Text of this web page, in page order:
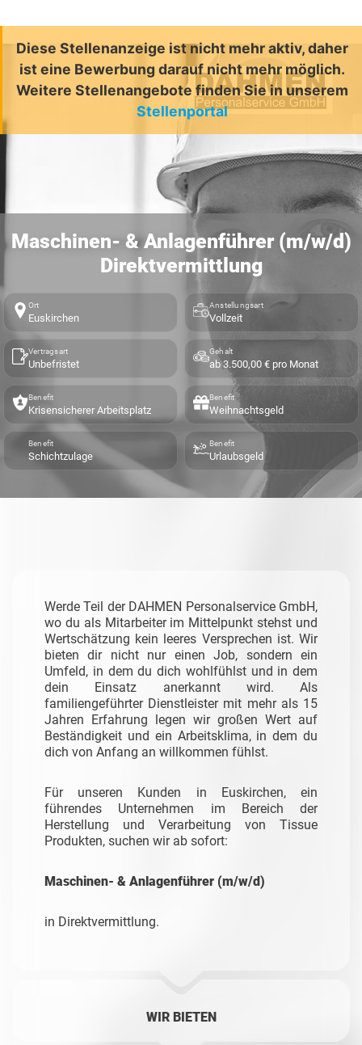
Diese Stellenanzeige ist nicht mehr aktiv, daher
ist eine Bewerbung darauf nicht mehr möglich.
Weitere Stellenangebote finden Sie in unserem
Stellenportal
Maschinen- & Anlagenführer (m/w/d)
Direktvermittlung
Ort
Euskirchen
Anstellungsart
Vollzeit
Vertragsart
Unbefristet
Gehalt
ab 3.500,00 € pro Monat
Benefit
Krisensicherer Arbeitsplatz
Benefit
Weihnachtsgeld
Benefit
Schichtzulage
Benefit
Urlaubsgeld
Werde Teil der DAHMEN Personalservice GmbH,
wo du als Mitarbeiter im Mittelpunkt stehst und
Wertschätzung kein leeres Versprechen ist. Wir
bieten dir nicht nur einen Job, sondern ein
Umfeld, in dem du dich wohlfühlst und in dem
dein Einsatz anerkannt wird. Als
familiengeführter Dienstleister mit mehr als 15
Jahren Erfahrung legen wir großen Wert auf
Beständigkeit und ein Arbeitsklima, in dem du
dich von Anfang an willkommen fühlst.
Für unseren Kunden in Euskirchen, ein
führendes Unternehmen im Bereich der
Herstellung und Verarbeitung von Tissue
Produkten, suchen wir ab sofort:
Maschinen- & Anlagenführer (m/w/d)
in Direktvermittlung.
WIR BIETEN